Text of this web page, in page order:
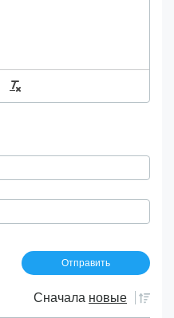
Сначала новые